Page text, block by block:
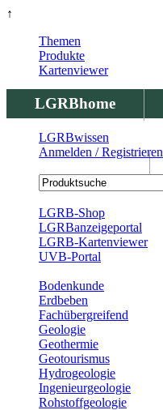
↑
LGRBhome
LGRBbohrungen
Themen
Produkte
Kartenviewer
LGRBwissen
Anmelden / Registrieren
LGRB-Shop
LGRBanzeigeportal
LGRB-Kartenviewer
UVB-Portal
Bodenkunde
Erdbeben
Fachübergreifend
Geologie
Geothermie
Geotourismus
Hydrogeologie
Ingenieurgeologie
Rohstoffgeologie